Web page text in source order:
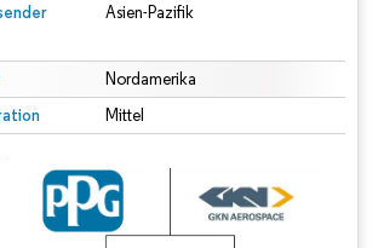
Asien-Pazifik
Nordamerika
Mittel
Wiederverwendung erfordert Namensnennung